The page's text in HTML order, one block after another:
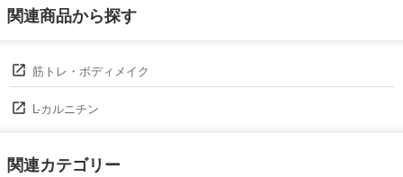
関連商品から探す
筋トレ・ボディメイク
L-カルニチン
関連カテゴリー